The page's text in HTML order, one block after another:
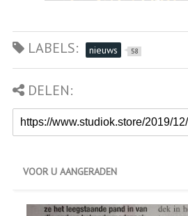
LABELS: nieuws 58
DELEN:
VOOR U AANGERADEN